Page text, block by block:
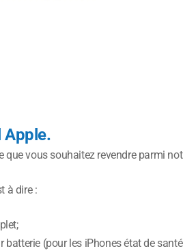
Apple.
vous souhaitez revendre parmi
à dire :
batterie (pour les iPhones état de